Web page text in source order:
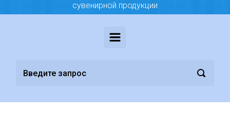
сувенирной продукции